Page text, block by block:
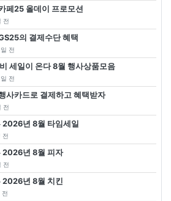
페25 올데이 프로모션
전
의 결제수단 혜택
전
세일이 온다 8월 행사상품모음
전
사카드로 결제하고 혜택받자
전
2026년 8월 타임세일
전
2026년 8월 피자
전
2026년 8월 치킨
전